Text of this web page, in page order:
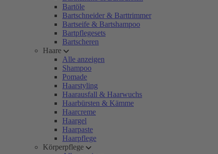
Bartöle
Bartschneider & Barttrimmer
Bartseife & Bartshampoo
Bartpflegesets
Bartscheren
Haare
Alle anzeigen
Shampoo
Pomade
Haarstyling
Haarausfall & Haarwuchs
Haarbürsten & Kämme
Haarcreme
Haargel
Haarpaste
Haarpflege
Körperpflege